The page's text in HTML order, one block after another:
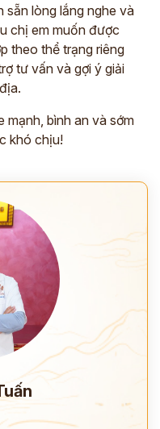
sẵn lòng lắng nghe và
chị em muốn được
theo thể trạng riêng
tư vấn và gợi ý giải
mạnh, bình an và sớm
khó chịu!